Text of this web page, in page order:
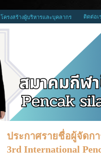
โครงสร้างผู้บริหารและบุคลากร ติดต่อเ
ประกาศรายชื่อผู้จัดก
3rd International